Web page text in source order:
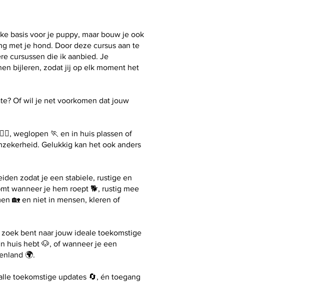
basis voor je puppy, maar bouw je ook
met je hond. Door deze cursus aan te
cursussen die ik aanbied. Je
bijleren, zodat jij op elk moment het
Of wil je net voorkomen dat jouw
weglopen 🏃 en in huis plassen of
Gelukkig kan het ook anders
zodat je een stabiele, rustige en
wanneer je hem roept 🐕, rustig mee
🏡 en niet in mensen, kleren of
bent naar jouw ideale toekomstige
huis hebt 🐶, of wanneer je een
🌍.
toekomstige updates 🔄, én toegang